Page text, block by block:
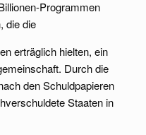
Programmen
die die
erträglich hielten, ein
Durch die
den Schuldpapieren
Staaten in